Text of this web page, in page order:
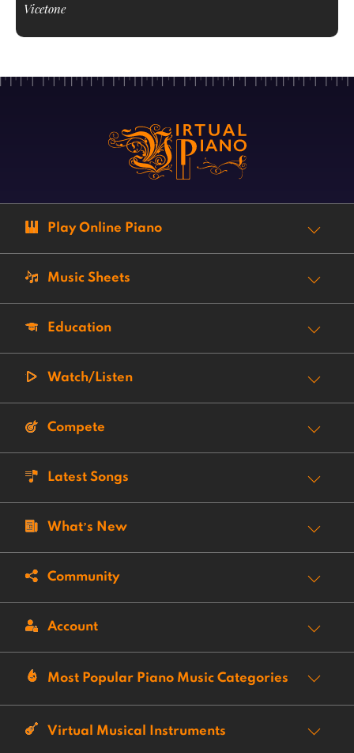
Vicetone
Play Online Piano
Music Sheets
Education
Watch/Listen
Compete
Latest Songs
What’s New
Community
Account
Most Popular Piano Music Categories
Virtual Musical Instruments